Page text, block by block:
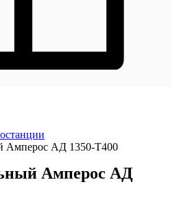
Амперос АД 1350-Т400
Амперос АД